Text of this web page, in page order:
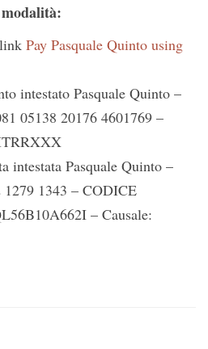
Pay Pasquale Quinto using
intestato Pasquale Quinto –
05138 20176 4601769 –
intestata Pasquale Quinto –
1279 1343 – CODICE
– Causale: